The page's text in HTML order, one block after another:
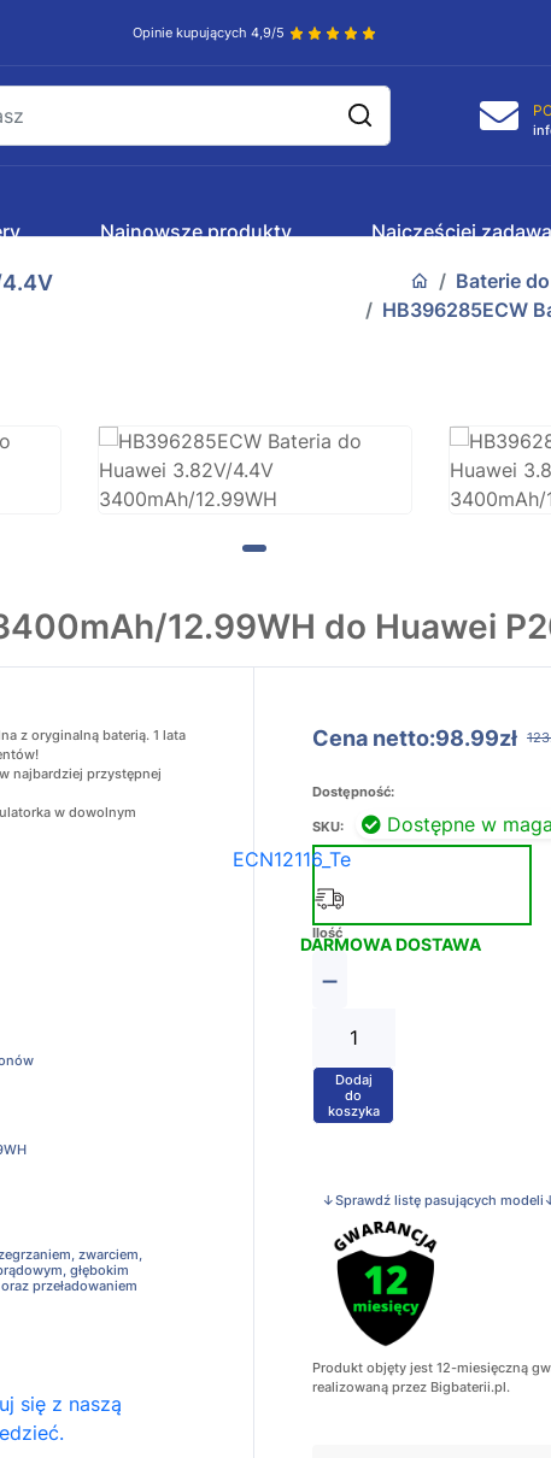
Opinie kupujących 4,9/5
Najnowsze produkty Najczęściej
Baterie
HB396285ECW
12.99WH do Huawei
z oryginalną baterią. 1 lata
najbardziej przystępnej
w dowolnym
zwarciem,
głębokim
przeładowaniem
się z naszą
Cena netto:98.99zł
Dostępność:
Dostępne w
SKU:
ECN12116_Te
DARMOWA DOSTAWA
Ilość
−
+
Dodaj
do
koszyka
↓Sprawdź listę pasujących
Produkt objęty jest 12-miesięczną
realizowaną przez Bigbaterii.pl.